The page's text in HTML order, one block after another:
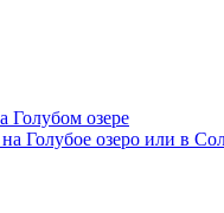
Голубом озере
Голубое озеро или в